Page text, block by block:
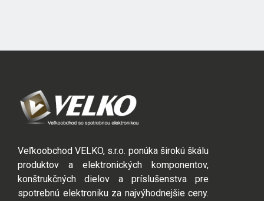
Veľkoobchod VELKO, s.r.o. ponúka širokú škálu
produktov a elektronických komponentov,
konštrukčných dielov a príslušenstva pre
spotrebnú elektroniku za najvýhodnejšie ceny.